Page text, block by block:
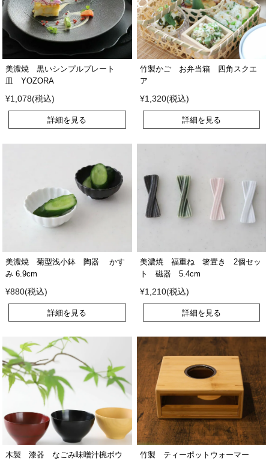
美濃焼 黒いシンプルプレート
皿 YOZORA
¥1,078(税込)
詳細を見る
竹製かご お弁当箱 四角スクエ
ア
¥1,320(税込)
詳細を見る
美濃焼 菊型浅小鉢 陶器 かす
み 6.9cm
¥880(税込)
詳細を見る
美濃焼 福重ね 箸置き 2個セッ
ト 磁器 5.4cm
¥1,210(税込)
詳細を見る
木製 漆器 なごみ味噌汁椀ボウ
竹製 ティーポットウォーマー